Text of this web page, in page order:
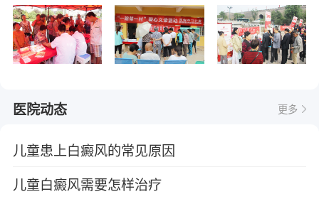
医院动态 更多
儿童患上白癜风的常见原因
儿童白癜风需要怎样治疗